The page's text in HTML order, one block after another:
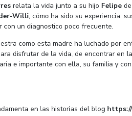
relata la vida junto a su hijo Felipe
Willi, cómo ha sido su experiencia,
con un diagnostico poco frecuente.
como esta madre ha luchado por
disfrutar de la vida, de encontrar en
e importante con ella, su familia y
en las historias del blog